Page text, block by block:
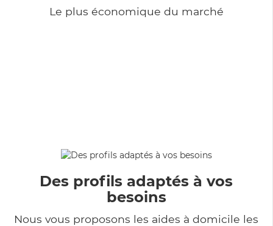
Le plus économique du marché
Des profils adaptés à vos
besoins
Nous vous proposons les aides à domicile les